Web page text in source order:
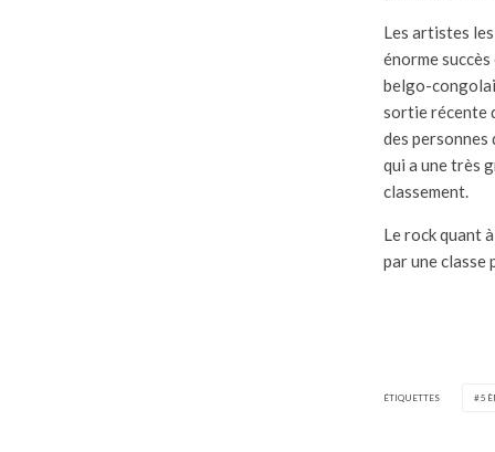
Les artistes
énorme
belgo-
sortie récente
des personnes
qui a une très
classement.
Le rock quant
par une classe
ÉTIQUETTES